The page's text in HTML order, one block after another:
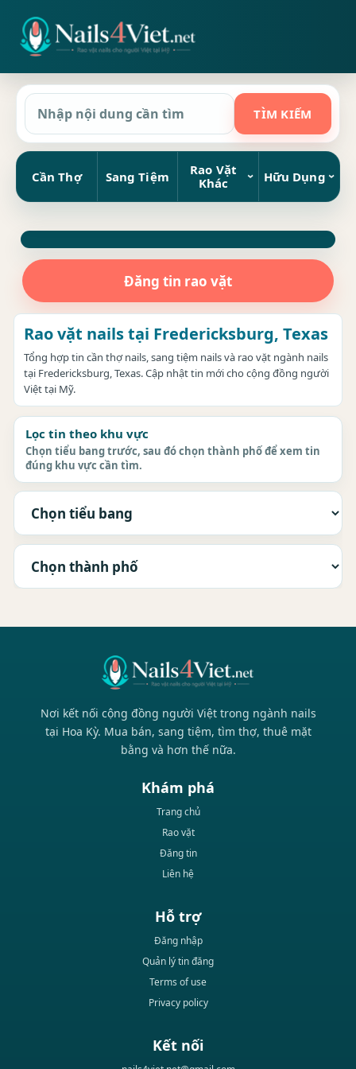
Cần Thợ Sang Tiệm
Rao Vặt
Khác
Hữu Dụng
Đăng tin rao vặt
Rao vặt nails tại Fredericksburg, Texas
Tổng hợp tin cần thợ nails, sang tiệm nails và rao vặt ngành nails
tại Fredericksburg, Texas. Cập nhật tin mới cho cộng đồng người
Việt tại Mỹ.
Lọc tin theo khu vực
Chọn tiểu bang trước, sau đó chọn thành phố để xem tin
đúng khu vực cần tìm.
Nơi kết nối cộng đồng người Việt trong ngành nails
tại Hoa Kỳ. Mua bán, sang tiệm, tìm thợ, thuê mặt
bằng và hơn thế nữa.
Khám phá
Trang chủ
Rao vặt
Đăng tin
Liên hệ
Hỗ trợ
Đăng nhập
Quản lý tin đăng
Terms of use
Privacy policy
Kết nối